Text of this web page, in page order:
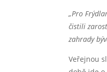
„Pro
čistili
zahrady
Veřejnou